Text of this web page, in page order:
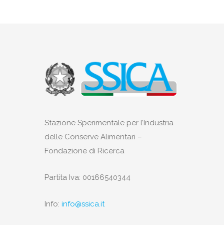
Stazione Sperimentale per l’Industria
delle Conserve Alimentari –
Fondazione di Ricerca
Partita Iva: 00166540344
Info: info@ssica.it